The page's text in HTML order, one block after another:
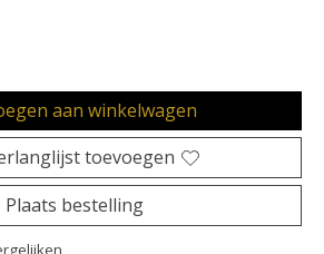
aan winkelwagen
toevoegen
Plaats bestelling